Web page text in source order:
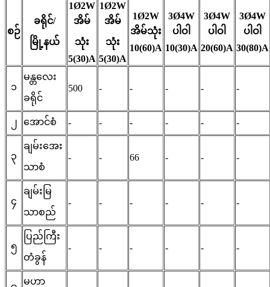
စဉ်
ခရိုင်/
မြို့နယ်
1Ø2W
အိမ်
သုံး
5(30)A
1Ø2W
အိမ်
သုံး
5(30)A
1Ø2W
အိမ်သုံး
10(60)A
3Ø4W
ပါဝါ
10(30)A
3Ø4W
ပါဝါ
20(60)A
3Ø4W
ပါဝါ
30(80)A
၁
မန္တလေး
ခရိုင်
500 - - - - -
၂ အောင်စံ - - - - - -
၃
ချမ်းအေး
သာစံ
- - 66 - - -
၄
ချမ်းမြ
သာစည်
- - - - - -
၅
ပြည်ကြီး
တံခွန်
- - - - - -
မဟာ